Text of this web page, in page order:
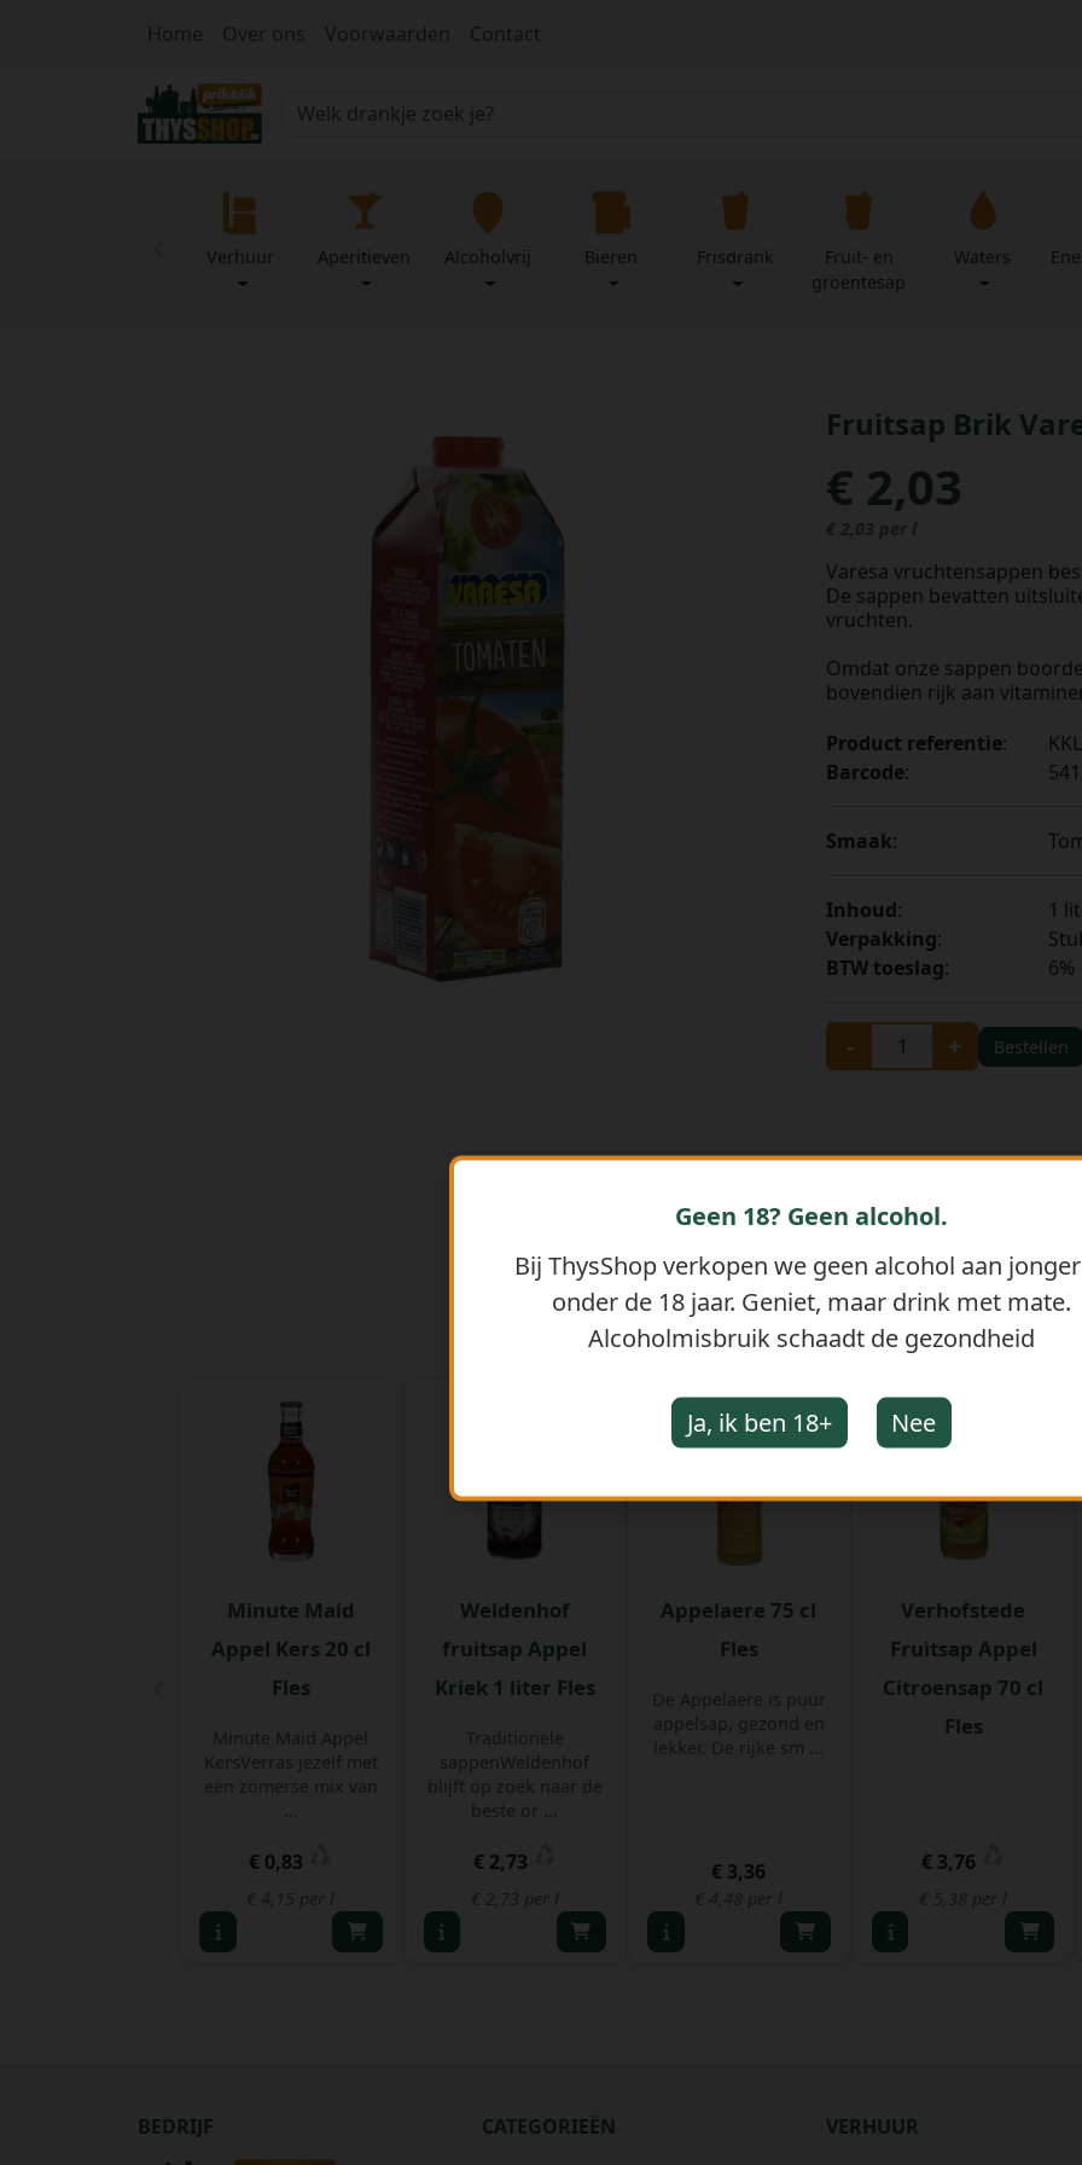
Home Over ons Voorwaarden Contact
Verhuur Aperitieven Alcoholvrij Bieren Frisdrank
Fruit- en
groentesap
Waters
Fruitsap Brik
€ 2,03
€ 2,03 per l
Varesa vruchtensappen
De sappen bevatten
vruchten.
Omdat onze sappen
bovendien rijk aan
Product referentie:
Barcode:
Smaak:
Inhoud:
1
Verpakking:
BTW toeslag: 6%
- + Bestellen
GERELATEERDE PRODUCTEN
Minute Maid
Appel Kers 20 cl
Fles
Minute Maid Appel
KersVerras jezelf met
een zomerse mix van
€ 0,83
€ 4,15 per l
Weldenhof
fruitsap Appel
Kriek 1 liter Fles
Traditionele
sappenWeldenhof
blijft op zoek naar de
beste or ...
€ 2,73
€ 2,73 per l
Appelaere 75 cl
Fles
De Appelaere is puur
appelsap, gezond en
lekker. De rijke sm ...
€ 3,36
€ 4,48 per l
Verhofstede
Fruitsap Appel
Citroensap 70 cl
Fles
€ 3,76
€ 5,38 per l
BEDRIJF
CATEGORIEËN
VERHUUR
Geen 18? Geen alcohol.
Bij ThysShop verkopen we geen alcohol aan
onder de 18 jaar. Geniet, maar drink met mate.
Alcoholmisbruik schaadt de gezondheid
Ja, ik ben 18+ Nee